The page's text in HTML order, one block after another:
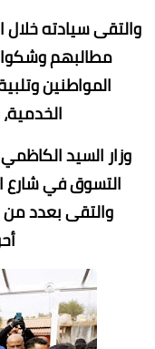
والتقى سيادته
مطالبهم
المواطنين
وزار السيد
التسوق في شارع
والتقى بعدد من